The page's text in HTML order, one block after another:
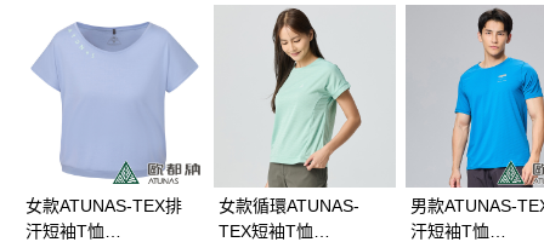
【注意事項】
1.本服務係由「台灣大哥大股份有限公司」（以下簡稱本公司）所提供，讓
用戶於交易時，得透過本服務購買商品或服務，並由商店將買賣／分期付款
買賣價金債權讓與本公司後，依約使用本公司帳單繳交帳款。
2.基於同意付款使用「大哥付你分期」之契約關係目的，商店將以您的個人
資料（包含姓名、電話或地址）提供予台灣大哥大進項蒐集、處理及利用，
由本公司與您本人進行分期帳單所需資料之確認、核對及更正。
3.完整用戶服務條款，請詳閱以下連結：https://oppay.tw/userRule
萊爾富取貨付款
每筆NT$80，滿NT$790(含以上)免運費
付款後萊爾富取貨
每筆NT$80，滿NT$790(含以上)免運費
7-11取貨付款
每筆NT$80，滿NT$790(含以上)免運費
女款ATUNAS-TEX排
汗短袖T恤
女款循環ATUNAS-
TEX短袖T恤
男款ATUNAS-
汗短袖T恤